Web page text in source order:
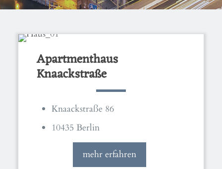
Apartmenthaus
Knaackstraße
Knaackstraße 86
10435 Berlin
mehr erfahren